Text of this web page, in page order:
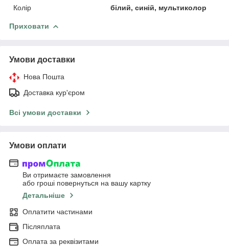
Колір
білий, синій, мультиколор
Приховати
Умови доставки
Нова Пошта
Доставка кур'єром
Всі умови доставки
Умови оплати
Ви отримаєте замовлення
або гроші повернуться на вашу картку
Детальніше
Оплатити частинами
Післяплата
Оплата за реквізитами